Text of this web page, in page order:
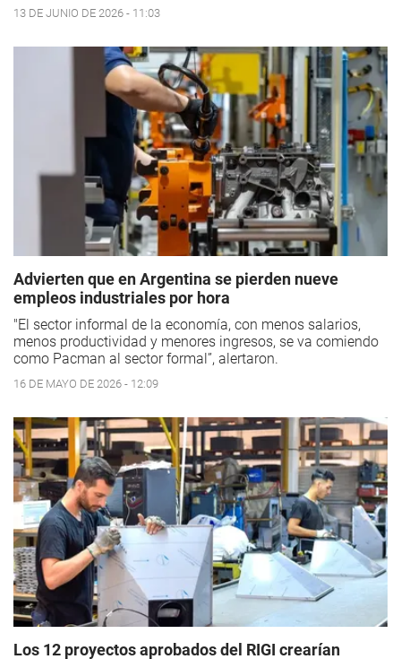
13 DE JUNIO DE 2026 - 11:03
Advierten que en Argentina se pierden nueve
empleos industriales por hora
"El sector informal de la economía, con menos salarios,
menos productividad y menores ingresos, se va comiendo
como Pacman al sector formal”, alertaron.
16 DE MAYO DE 2026 - 12:09
Los 12 proyectos aprobados del RIGI crearían